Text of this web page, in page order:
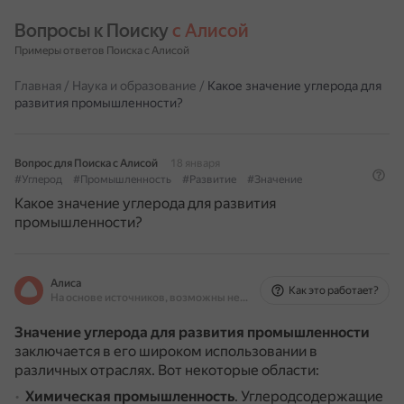
Вопросы к Поиску с Алисой
Примеры ответов Поиска с Алисой
Главная / Наука и образование / Какое значение углерода для
развития промышленности?
Вопрос для Поиска с Алисой
18 января
#Углерод
#Промышленность #Развитие #Значение
Какое значение углерода для развития
промышленности?
Алиса
На основе источников, возможны неточности
Как это работает?
Значение углерода для развития промышленности
заключается в его широком использовании в
различных отраслях. Вот некоторые области:
Химическая промышленность. Углеродсодержащие